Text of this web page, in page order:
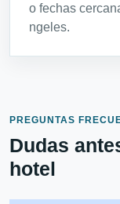
o fechas
ngeles.
PREGUNTAS
Dudas
hotel